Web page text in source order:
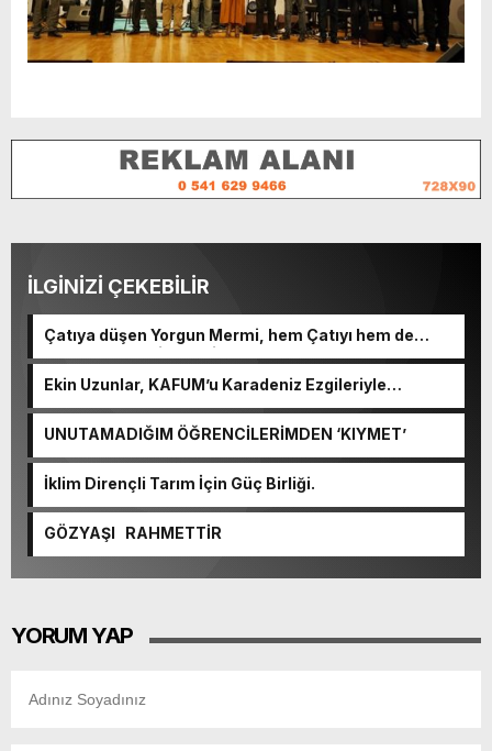
İLGİNİZİ ÇEKEBİLİR
Çatıya düşen Yorgun Mermi, hem Çatıyı hem de
Kulplu Tası delip geçti.
Ekin Uzunlar, KAFUM’u Karadeniz Ezgileriyle
UNUTAMADIĞIM ÖĞRENCİLERİMDEN ‘KIYMET’
İklim Dirençli Tarım İçin Güç Birliği.
GÖZYAŞI RAHMETTİR
YORUM YAP